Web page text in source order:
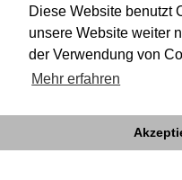
Diese Website benutzt
unsere Website weiter
der Verwendung von
Mehr erfahren